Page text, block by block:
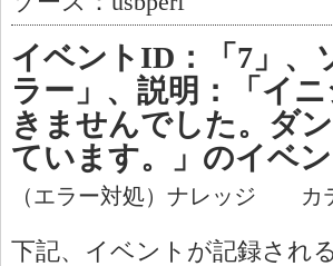
イベントID：「7」、
ラー」、説明：「イ
きませんでした。ダ
ています。」のイベ
（エラー対処）ナレッジ カ
下記、イベントが記録される